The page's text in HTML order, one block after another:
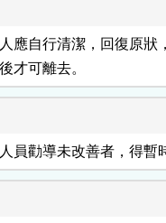
應自行清潔，回復原狀
才可離去。
員勸導未改善者，得暫